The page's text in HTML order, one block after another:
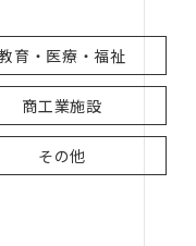
育・医療・福祉
商工業施設
その他